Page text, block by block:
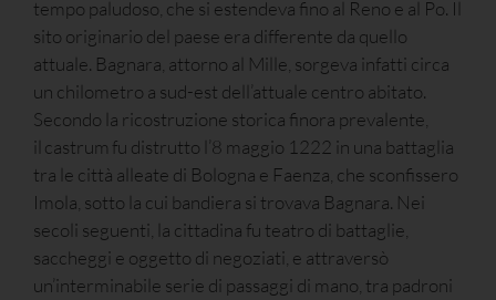
tempo paludoso, che si estendeva fino al Reno e al Po. Il
sito originario del paese era differente da quello
attuale. Bagnara, attorno al Mille, sorgeva infatti circa
un chilometro a sud-est dell’attuale centro abitato.
Secondo la ricostruzione storica finora prevalente,
il castrum fu distrutto l’8 maggio 1222 in una battaglia
tra le città alleate di Bologna e Faenza, che sconfissero
Imola, sotto la cui bandiera si trovava Bagnara. Nei
secoli seguenti, la cittadina fu teatro di battaglie,
saccheggi e oggetto di negoziati, e attraversò
un’interminabile serie di passaggi di mano, tra padroni